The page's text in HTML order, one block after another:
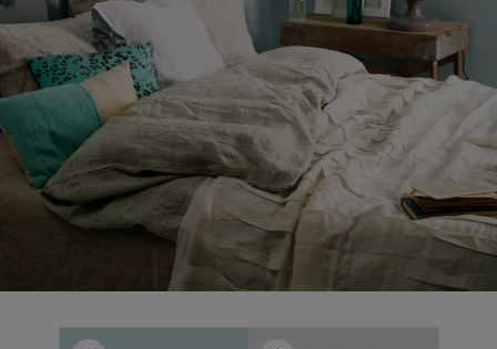
أحجز خدمات الدهان
مساحات تنبض بالحياة - أحدث مجموعة ألوان جوتن
شركة كبرى
الدهانات الصناعية